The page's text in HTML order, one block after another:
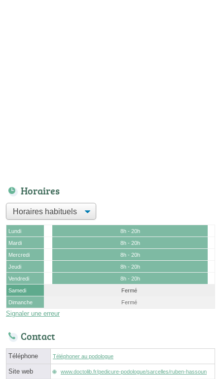
Horaires
Lundi
8h - 20h
Mardi
8h - 20h
Mercredi
8h - 20h
Jeudi
8h - 20h
Vendredi
8h - 20h
Samedi
Fermé
Dimanche
Fermé
Signaler une erreur
Contact
Téléphone Téléphoner au podologue
Site web www.doctolib.fr/pedicure-podologue/sarcelles/ruben-hassoun